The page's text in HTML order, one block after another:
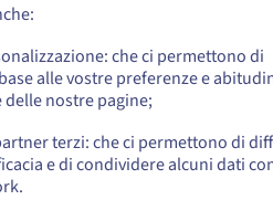
USD - $
che ci permettono di
alle vostre preferenze e
nostre pagine;
terzi: che ci permettono di
e di condividere alcuni dati